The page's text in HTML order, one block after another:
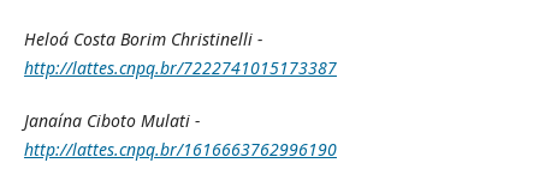
Heloá Costa Borim Christinelli -
http://lattes.cnpq.br/7222741015173387
Janaína Ciboto Mulati -
http://lattes.cnpq.br/1616663762996190